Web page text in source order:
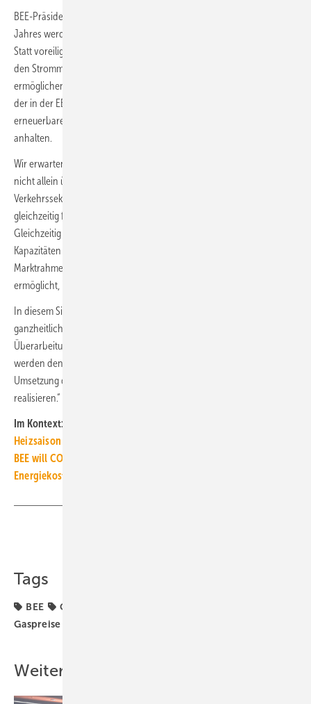
BEE-Präsidentin Dr. Simone Peter: „Die meisten Sondereffekte dieses
Jahres werden sich in den nächsten Monaten wieder verändern.
Statt voreiliger Entscheidungen braucht es jetzt einen Gesamtblick auf
den Strommarkt und eine Neuordnung des Marktrahmens. Zwar
ermöglichen die aktuellen Effekte potenziell eine starke Reduzierung
der in der EEG-Umlage sichtbar werdenden Differenzkosten der
erneuerbaren Energien, allerdings werden diese Effekte nicht lange
anhalten.
Wir erwarten, dass die Differenzkosten zunächst weiter steigen und
nicht allein über die CO
Verkehrssektor gedeckt werden können, wenn die Einnahmen
gleichzeitig für den sozialen Ausgleich genutzt werden sollen.
Gleichzeitig braucht es für den notwendigen Zubau Erneuerbarer-
Kapazitäten eine sichere Finanzierung. Solange es keinen neuen
Marktrahmen gibt, der diese Finanzierung von Investitionen
ermöglicht, ist der Mechanismus des EEG weiter erforderlich.“
In diesem Sinne bedürfe die Debatte zur EEG-Umlage eine
ganzheitliche Einordnung. Peter: „Ein neues Marktdesign und eine
Überarbeitung der Steuern, Abgaben und Umlagen im Energiebereich
werden den dringend benötigten Flexibilitätsbedarf sowie die
Umsetzung der Sektorenkopplung für eine erfolgreiche Energiewende
realisieren.“
Im Kontext:
Heizsaison 2021/22: Heizöl und Erdgas deutlich teurer
BEE will CO2-Bepreisung schnell und deutlich erhöhen
Energiekosten: Stärkster Anstieg seit 21 Jahren
Tags
BEE CO2-Bepreisung
Gaspreise
Weitere Inhalte